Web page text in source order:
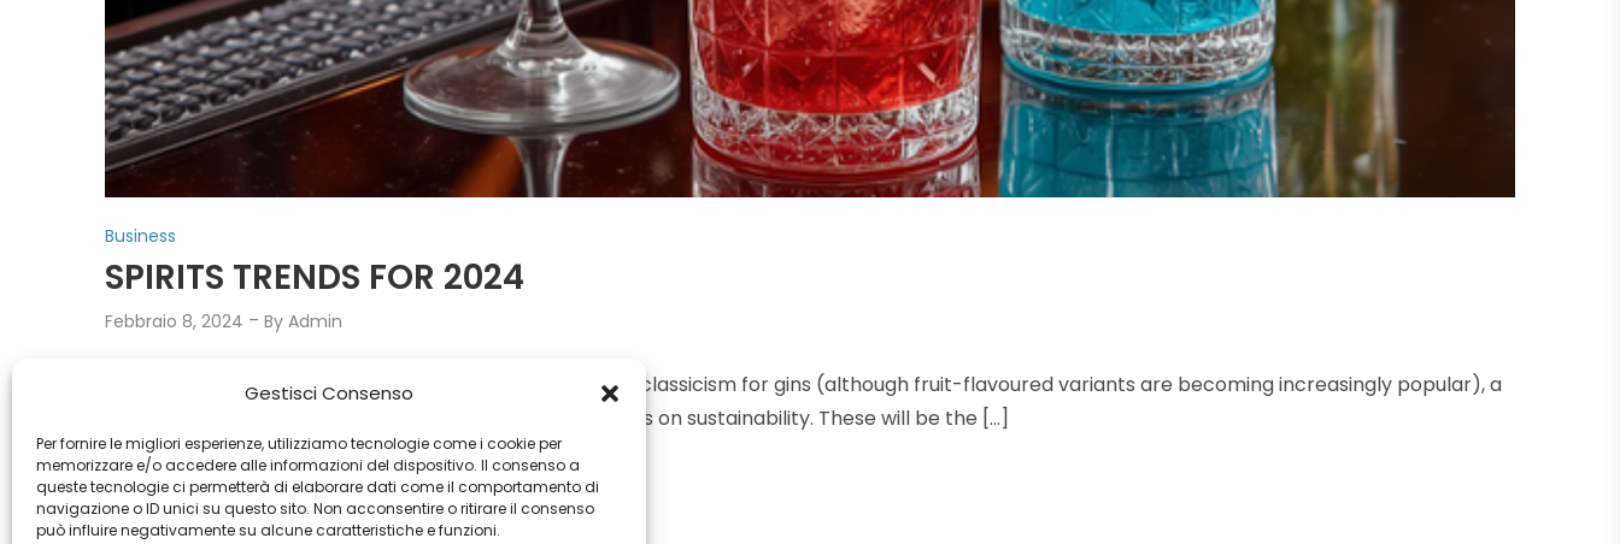
Gestisci Consenso
Per fornire le migliori esperienze, utilizziamo tecnologie come i cookie per
memorizzare e/o accedere alle informazioni del dispositivo. Il consenso a
queste tecnologie ci permetterà di elaborare dati come il comportamento di
navigazione o ID unici su questo sito. Non acconsentire o ritirare il consenso
può influire negativamente su alcune caratteristiche e funzioni.
P
o
s
t
n
Business
SPIRITS TRENDS FOR 2024
Febbraio 8, 2024 ByAdmin
After years of experimentation, 2024 will see a return to classicism for gins (although fruit-flavoured variants are becoming increasingly popular), a
boom in artisanal amaros and whisky, and a greater focus on sustainability. These will be the […]
Read more